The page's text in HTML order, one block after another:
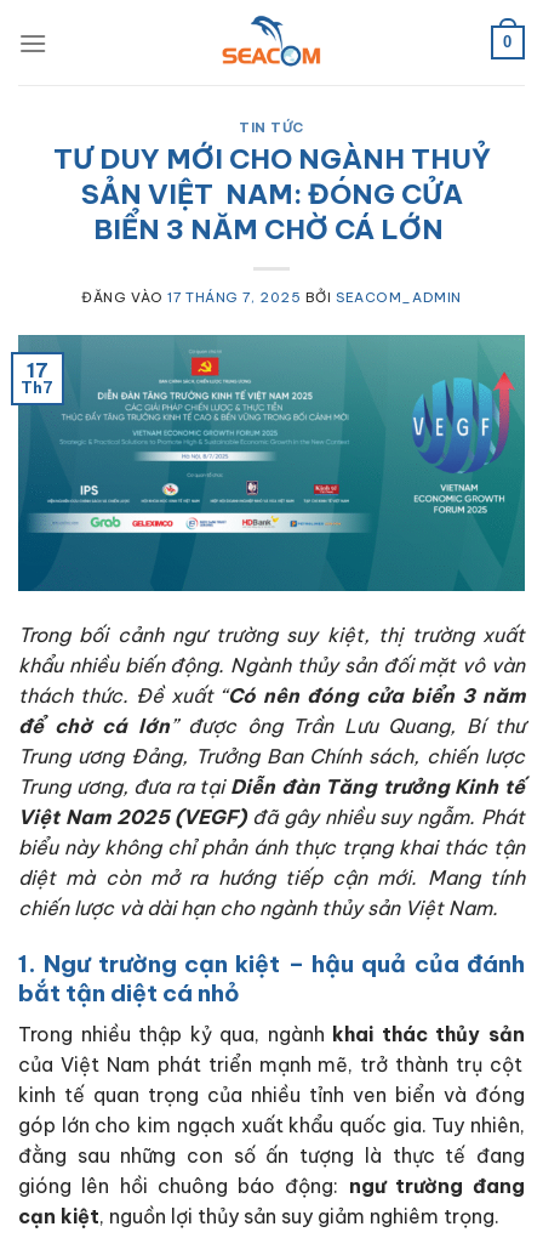
qua
0
TIN TỨC
TƯ DUY MỚI CHO NGÀNH THUỶ
SẢN VIỆT NAM: ĐÓNG CỬA
BIỂN 3 NĂM CHỜ CÁ LỚN
ĐĂNG VÀO17 THÁNG 7, 2025 BỞISEACOM_ADMIN
17
Th7
Trong bối cảnh ngư trường suy kiệt, thị trường xuất
khẩu nhiều biến động. Ngành thủy sản đối mặt vô vàn
thách thức. Đề xuất “Có nên đóng cửa biển 3 năm
để chờ cá lớn” được ông Trần Lưu Quang, Bí thư
Trung ương Đảng, Trưởng Ban Chính sách, chiến lược
Trung ương, đưa ra tạiDiễn đàn Tăng trưởng Kinh tế
Việt Nam 2025 (VEGF) đã gây nhiều suy ngẫm. Phát
biểu này không chỉ phản ánh thực trạng khai thác tận
diệt mà còn mở ra hướng tiếp cận mới. Mang tính
chiến lược và dài hạn cho ngành thủy sản Việt Nam.
1. Ngư trường cạn kiệt – hậu quả của đánh
bắt tận diệt cá nhỏ
Trong nhiều thập kỷ qua, ngành khai thác thủy sản
của Việt Nam phát triển mạnh mẽ, trở thành trụ cột
kinh tế quan trọng của nhiều tỉnh ven biển và đóng
góp lớn cho kim ngạch xuất khẩu quốc gia. Tuy nhiên,
đằng sau những con số ấn tượng là thực tế đang
gióng lên hồi chuông báo động: ngư trường đang
cạn kiệt, nguồn lợi thủy sản suy giảm nghiêm trọng.